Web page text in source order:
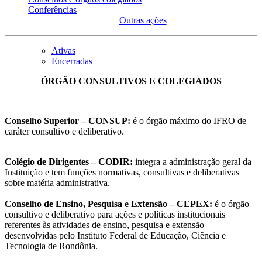
Conferências
Outras ações
Ativas
Encerradas
ÓRGÃO CONSULTIVOS E COLEGIADOS
Conselho Superior – CONSUP: é o órgão máximo do IFRO de
caráter consultivo e deliberativo.
Colégio de Dirigentes – CODIR: integra a administração geral da
Instituição e tem funções normativas, consultivas e deliberativas
sobre matéria administrativa.
Conselho de Ensino, Pesquisa e Extensão – CEPEX: é o órgão
consultivo e deliberativo para ações e políticas institucionais
referentes às atividades de ensino, pesquisa e extensão
desenvolvidas pelo Instituto Federal de Educação, Ciência e
Tecnologia de Rondônia.